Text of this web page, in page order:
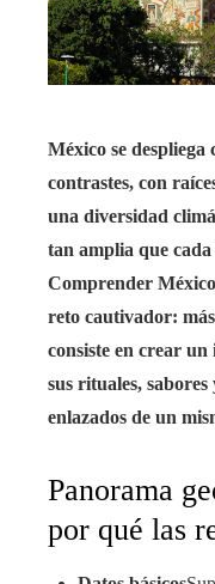
México se
contrastes, con
una diversidad
tan amplia que
Comprender
reto cautivador:
consiste en crear
sus rituales,
enlazados de un
Panorama
por qué las